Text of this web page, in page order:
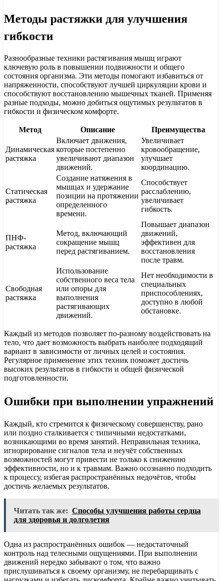
Методы растяжки для улучшения
гибкости
Разнообразные техники растягивания мышц играют
ключевую роль в повышении подвижности и общего
состояния организма. Эти методы помогают избавиться от
напряженности, способствуют лучшей циркуляции крови и
способствуют восстановлению мышечных тканей. Применяя
разные подходы, можно добиться ощутимых результатов в
гибкости и физическом комфорте.
Метод Описание Преимущества
Динамическая
растяжка
Включает движения,
которые постепенно
увеличивают диапазон
движений.
Увеличивает
кровообращение,
улучшает
координацию.
Статическая
растяжка
Создание натяжения в
мышцах и удержание
позиции на протяжении
определенного
времени.
Способствует
расслаблению,
увеличивает
гибкость.
ПНФ-
растяжка
Метод, включающий
сокращение мышц
перед растягиванием.
Повышает диапазон
движений,
эффективен для
восстановления
после травм.
Свободная
растяжка
Использование
собственного веса тела
или опоры для
выполнения
растягивающих
движений.
Нет необходимости в
специальных
приспособлениях,
доступно в любой
обстановке.
Каждый из методов позволяет по-разному воздействовать на
тело, что дает возможность выбрать наиболее подходящий
вариант в зависимости от личных целей и состояния.
Регулярное применение этих техник поможет достичь
высоких результатов в гибкости и общей физической
подготовленности.
Ошибки при выполнении упражнений
Каждый, кто стремится к физическому совершенству, рано
или поздно сталкивается с типичными недостатками,
возникающими во время занятий. Неправильная техника,
игнорирование сигналов тела и неучёт собственных
возможностей могут привести не только к снижению
эффективности, но и к травмам. Важно осознанно подходить
к процессу, избегая распространённых недочётов, чтобы
достичь желаемых результатов.
Читать так же: Способы улучшения работы сердца
для здоровья и долголетия
Одна из распространённых ошибок — недостаточный
контроль над телесными ощущениями. При выполнении
движений нередко забывают о том, что важно
прислушиваться к своему организму, не перебарщивать с